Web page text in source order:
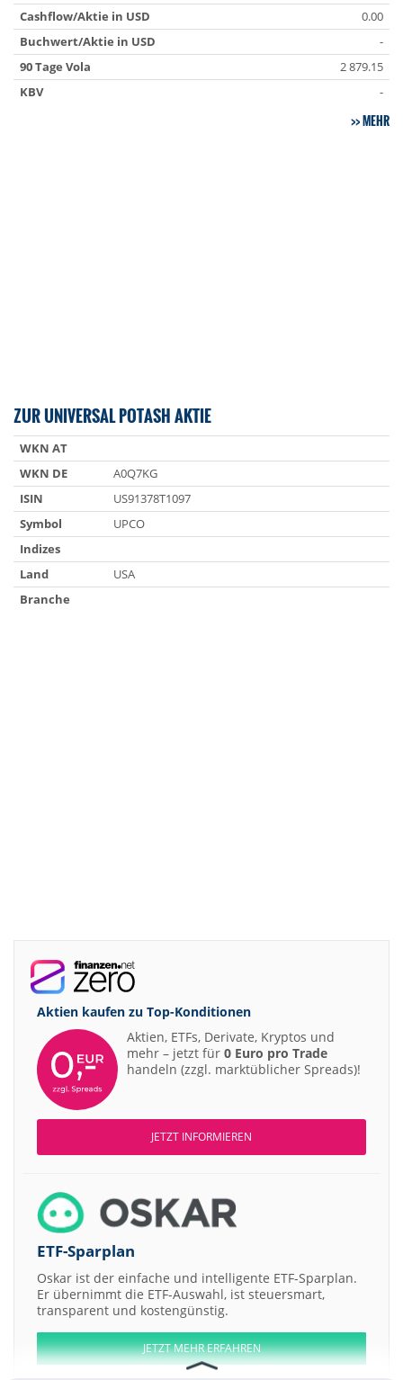
Cashflow/Aktie in USD
0.00
Buchwert/Aktie in USD
-
90 Tage Vola
2 879.15
KBV
-
MEHR
ZUR UNIVERSAL POTASH AKTIE
WKN AT
WKN DE
A0Q7KG
ISIN
US91378T1097
Symbol
UPCO
Indizes
Land
USA
Branche
Aktien kaufen zu Top-Konditionen
Aktien, ETFs, Derivate, Kryptos und
mehr – jetzt für 0 Euro pro Trade
handeln (zzgl. marktüblicher Spreads)!
JETZT INFORMIEREN
ETF-Sparplan
Oskar ist der einfache und intelligente ETF-Sparplan.
Er übernimmt die ETF-Auswahl, ist steuersmart,
transparent und kostengünstig.
JETZT MEHR ERFAHREN